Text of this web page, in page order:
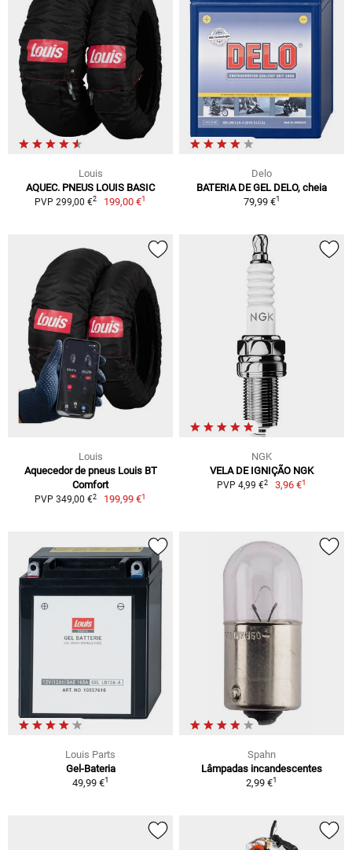
Louis
AQUEC. PNEUS LOUIS BASIC
PVP 299,00 €2 199,00 €1
Delo
BATERIA DE GEL DELO, cheia
79,99 €1
Louis
Aquecedor de pneus Louis BT
Comfort
PVP 349,00 €2 199,99 €1
NGK
VELA DE IGNIÇÃO NGK
PVP 4,99 €2 3,96 €1
Louis Parts
Gel-Bateria
49,99 €1
Spahn
Lâmpadas incandescentes
2,99 €1